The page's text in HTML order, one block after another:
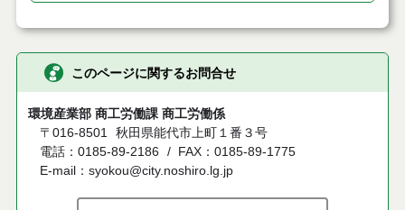
このページに関するお問合せ
環境産業部 商工労働課 商工労働係
〒016-8501 秋田県能代市上町１番３号
電話：0185-89-2186
FAX：0185-89-1775
E-mail：syokou@city.noshiro.lg.jp